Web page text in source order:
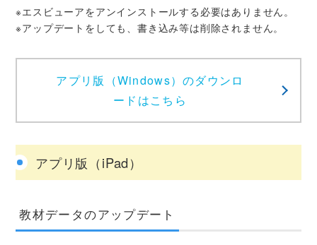
※エスビューアをアンインストールする必要はありません。
※アップデートをしても、書き込み等は削除されません。
アプリ版（Windows）のダウンロ
ードはこちら
アプリ版（iPad）
教材データのアップデート